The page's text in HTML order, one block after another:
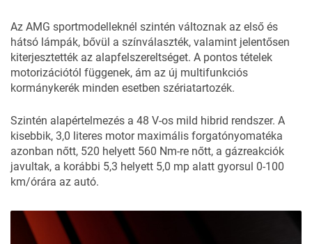
Az AMG sportmodelleknél szintén változnak az első és
hátsó lámpák, bővül a színválaszték, valamint jelentősen
kiterjesztették az alapfelszereltséget. A pontos tételek
motorizációtól függenek, ám az új multifunkciós
kormánykerék minden esetben szériatartozék.
Szintén alapértelmezés a 48 V-os mild hibrid rendszer. A
kisebbik, 3,0 literes motor maximális forgatónyomatéka
azonban nőtt, 520 helyett 560 Nm-re nőtt, a gázreakciók
javultak, a korábbi 5,3 helyett 5,0 mp alatt gyorsul 0-100
km/órára az autó.